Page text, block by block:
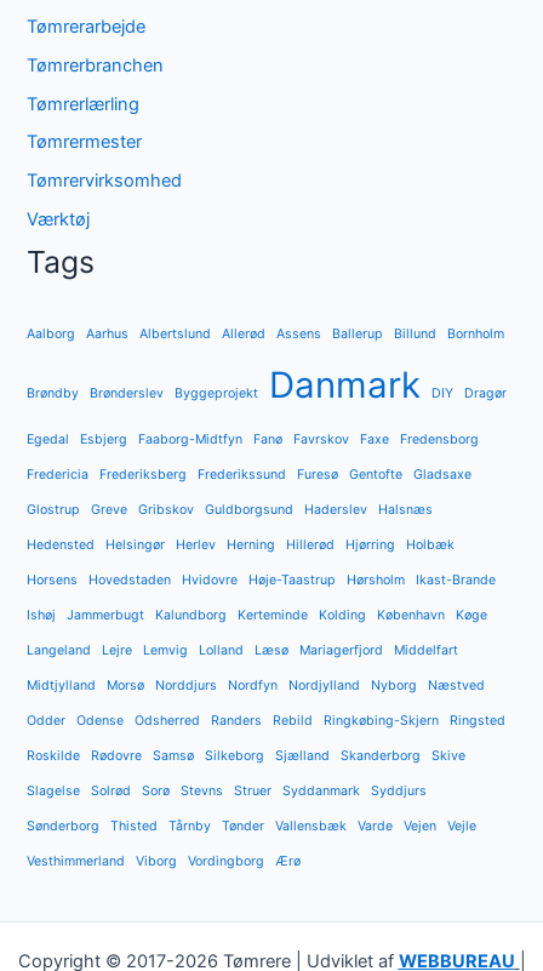
Tømrerarbejde
Tømrerbranchen
Tømrerlærling
Tømrermester
Tømrervirksomhed
Værktøj
Tags
Aalborg Aarhus Albertslund Allerød Assens Ballerup Billund Bornholm
Brøndby Brønderslev Byggeprojekt Danmark DIY Dragør
Egedal Esbjerg Faaborg-Midtfyn Fanø Favrskov Faxe Fredensborg
Fredericia Frederiksberg Frederikssund Furesø Gentofte Gladsaxe
Glostrup Greve Gribskov Guldborgsund Haderslev Halsnæs
Hedensted Helsingør Herlev Herning Hillerød Hjørring Holbæk
Horsens Hovedstaden Hvidovre Høje-Taastrup Hørsholm Ikast-Brande
Ishøj Jammerbugt Kalundborg Kerteminde Kolding København Køge
Langeland Lejre Lemvig Lolland Læsø Mariagerfjord Middelfart
Midtjylland Morsø Norddjurs Nordfyn Nordjylland Nyborg Næstved
Odder Odense Odsherred Randers Rebild Ringkøbing-Skjern Ringsted
Roskilde Rødovre Samsø Silkeborg Sjælland Skanderborg Skive
Slagelse Solrød Sorø Stevns Struer Syddanmark Syddjurs
Sønderborg Thisted Tårnby Tønder Vallensbæk Varde Vejen Vejle
Vesthimmerland Viborg Vordingborg Ærø
Copyright © 2017-2026 Tømrere | Udviklet af WEBBUREAU